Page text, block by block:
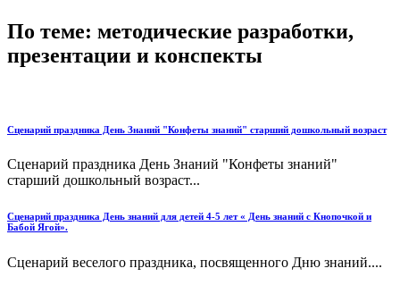
По теме: методические разработки,
презентации и конспекты
Сценарий праздника День Знаний "Конфеты знаний" старший дошкольный возраст
Сценарий праздника День Знаний "Конфеты знаний"
старший дошкольный возраст...
Сценарий праздника День знаний для детей 4-5 лет « День знаний с Кнопочкой и
Бабой Ягой».
Сценарий веселого праздника, посвященного Дню знаний....